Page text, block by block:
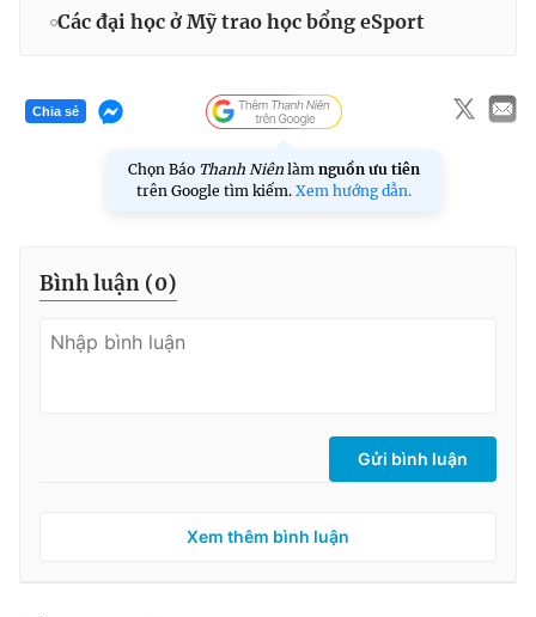
Các đại học ở Mỹ trao học bổng eSport
Chia sẻ
Chọn Báo Thanh Niên làm nguồn ưu tiên
trên Google tìm kiếm. Xem hướng dẫn.
Bình luận (0)
Gửi bình luận
Xem thêm bình luận